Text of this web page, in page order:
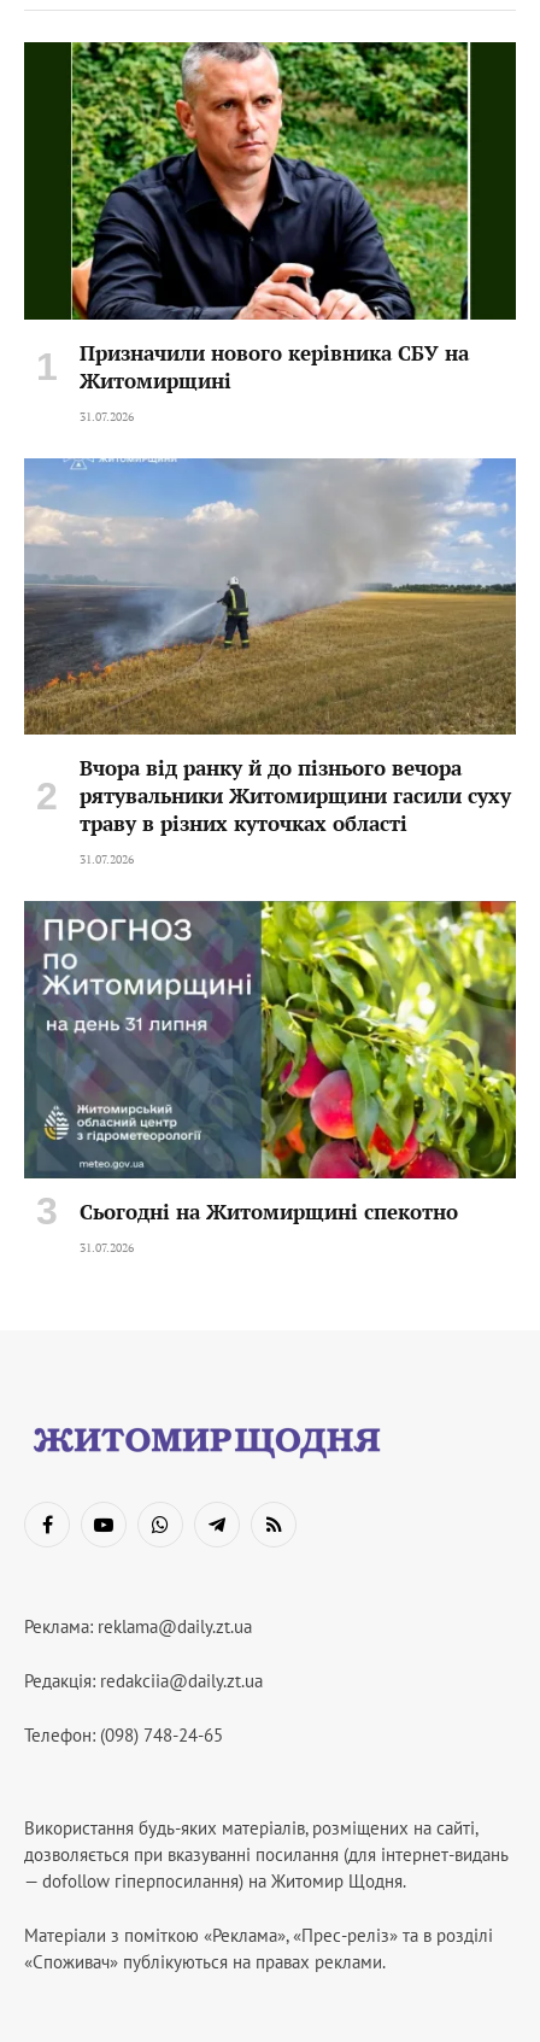
Призначили нового керівника СБУ на
Житомирщині
31.07.2026
Вчора від ранку й до пізнього вечора
рятувальники Житомирщини гасили суху
траву в різних куточках області
31.07.2026
Сьогодні на Житомирщині спекотно
31.07.2026
FacebookYouTubeWhatsAppTelegramRSS
Реклама: reklama@daily.zt.ua
Редакція: redakciia@daily.zt.ua
Телефон: (098) 748-24-65
Використання будь-яких матеріалів, розміщених на сайті,
дозволяється при вказуванні посилання (для інтернет-видань
— dofollow гіперпосилання) на Житомир Щодня.
Матеріали з поміткою «Реклама», «Прес-реліз» та в розділі
«Споживач» публікуються на правах реклами.